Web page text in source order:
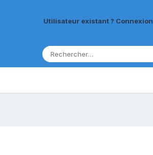
Utilisateur existant ? Connexion